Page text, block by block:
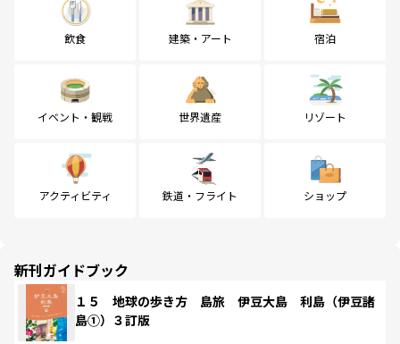
飲食 建築・アート 宿泊
イベント・観戦 世界遺産 リゾート
アクティビティ 鉄道・フライト ショップ
新刊ガイドブック
１５ 地球の歩き方 島旅 伊豆大島 利島（伊豆諸
島①）３訂版